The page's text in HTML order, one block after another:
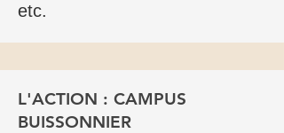
etc.
L'ACTION : CAMPUS
BUISSONNIER